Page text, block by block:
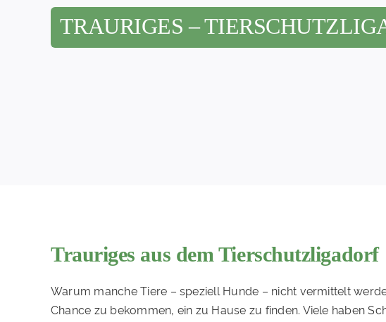
TRAURIGES –
Trauriges aus dem Tierschutzligadorf
Warum manche Tiere – speziell Hunde – nicht vermittelt
Chance zu bekommen, ein zu Hause zu finden. Viele haben